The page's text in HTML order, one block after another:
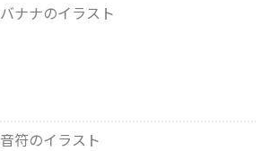
バナナのイラスト
音符のイラスト